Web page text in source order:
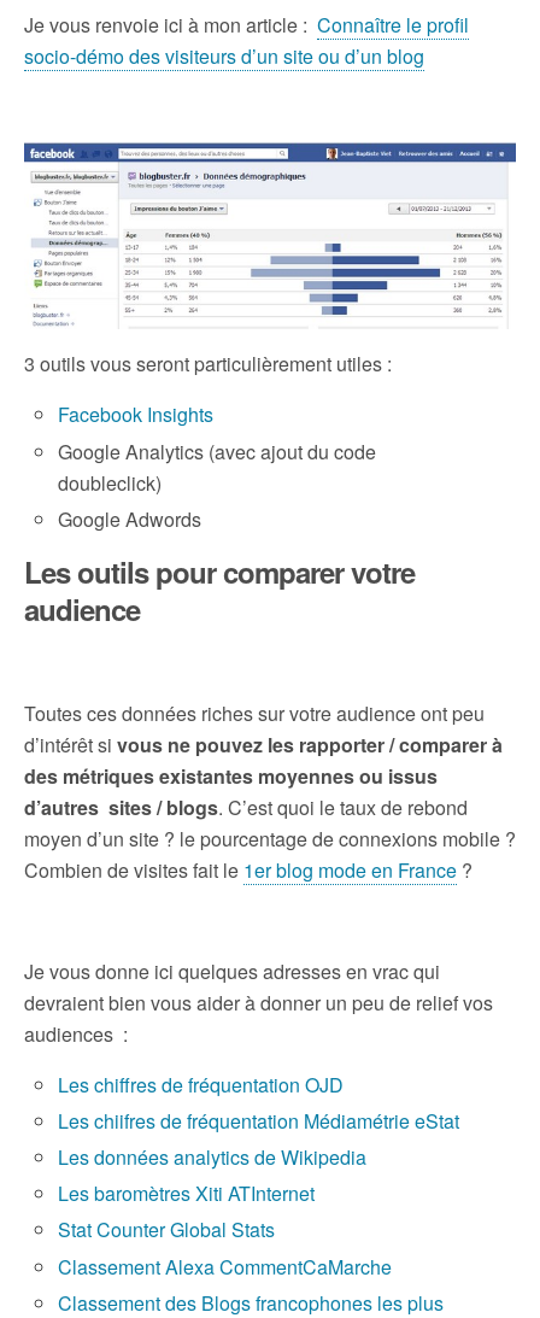
Je vous renvoie ici à mon article : Connaître le profil
socio-démo des visiteurs d’un site ou d’un blog
3 outils vous seront particulièrement utiles :
Facebook Insights
Google Analytics (avec ajout du code
doubleclick)
Google Adwords
Les outils pour comparer votre
audience
Toutes ces données riches sur votre audience ont peu
d’intérêt si vous ne pouvez les rapporter / comparer à
des métriques existantes moyennes ou issus
d’autres sites / blogs. C’est quoi le taux de rebond
moyen d’un site ? le pourcentage de connexions mobile ?
Combien de visites fait le 1er blog mode en France ?
Je vous donne ici quelques adresses en vrac qui
devraient bien vous aider à donner un peu de relief vos
audiences :
Les chiffres de fréquentation OJD
Les chiifres de fréquentation Médiamétrie eStat
Les données analytics de Wikipedia
Les baromètres Xiti ATInternet
Stat Counter Global Stats
Classement Alexa CommentCaMarche
Classement des Blogs francophones les plus